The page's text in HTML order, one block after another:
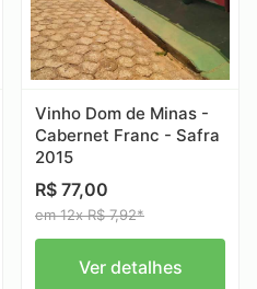
Vinho Dom de Minas -
Cabernet Franc - Safra
2015
R$ 77,00
em 12x R$ 7,92*
Ver detalhes